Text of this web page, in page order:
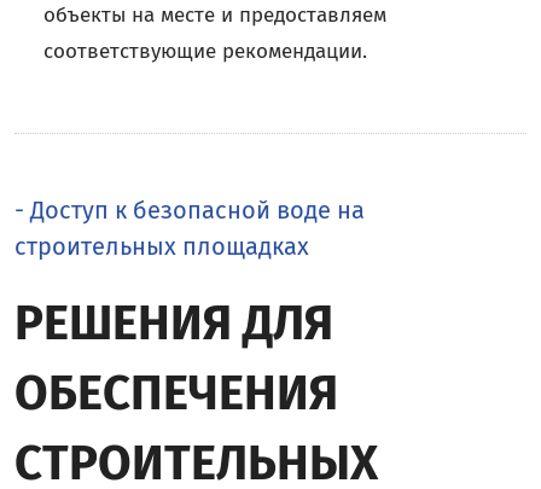
объекты на месте и предоставляем
соответствующие рекомендации.
- Доступ к безопасной воде на
строительных площадках
РЕШЕНИЯ ДЛЯ
ОБЕСПЕЧЕНИЯ
СТРОИТЕЛЬНЫХ